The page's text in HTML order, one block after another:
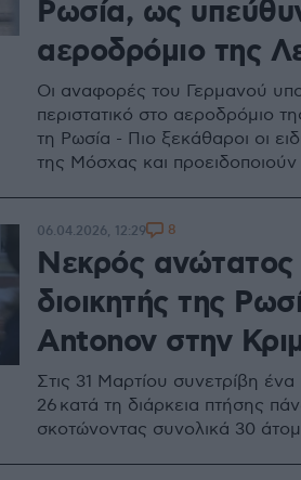
Ρωσία, ως
αεροδρόμιο της
Οι αναφορές του Γερμανού
περιστατικό στο αεροδρόμιο
τη Ρωσία - Πιο ξεκάθαροι οι
της Μόσχας και προειδοποιούν
Νεκρός ανώτατος
διοικητής της
Antonov στην
Στις 31 Μαρτίου συνετρίβη
26 κατά τη διάρκεια πτήσης
σκοτώνοντας συνολικά 30
06.04.2026, 12:29 8